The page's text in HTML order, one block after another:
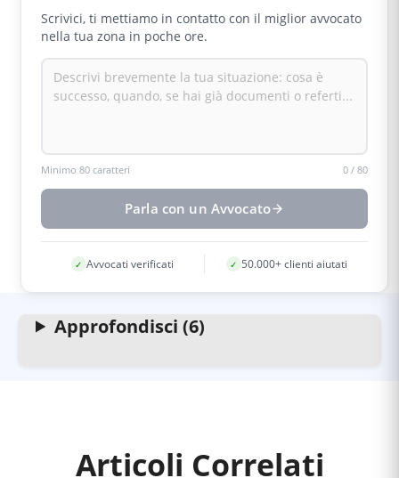
raccogliere le prove più fresche e di limitare i
danni alla professionalità.
Scrivici, ti mettiamo in contatto con il miglior avvocato
nella tua zona in poche ore.
Minimo 80 caratteri 0 /80
Parla con un Avvocato
✓ Avvocati verificati ✓ 50.000+ clienti aiutati
Approfondisci (6)
Articoli Correlati